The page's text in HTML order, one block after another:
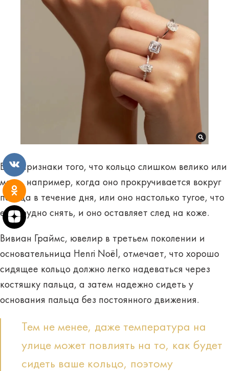
Есть признаки того, что кольцо слишком велико или
мало, например, когда оно прокручивается вокруг
пальца в течение дня, или оно настолько тугое, что
его трудно снять, и оно оставляет след на коже.
Вивиан Граймс, ювелир в третьем поколении и
основательница Henri Noël, отмечает, что хорошо
сидящее кольцо должно легко надеваться через
костяшку пальца, а затем надежно сидеть у
основания пальца без постоянного движения.
Тем не менее, даже температура на
улице может повлиять на то, как будет
сидеть ваше кольцо, поэтому